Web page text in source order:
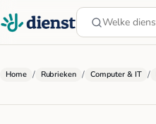
Home / Rubrieken / Computer & IT /